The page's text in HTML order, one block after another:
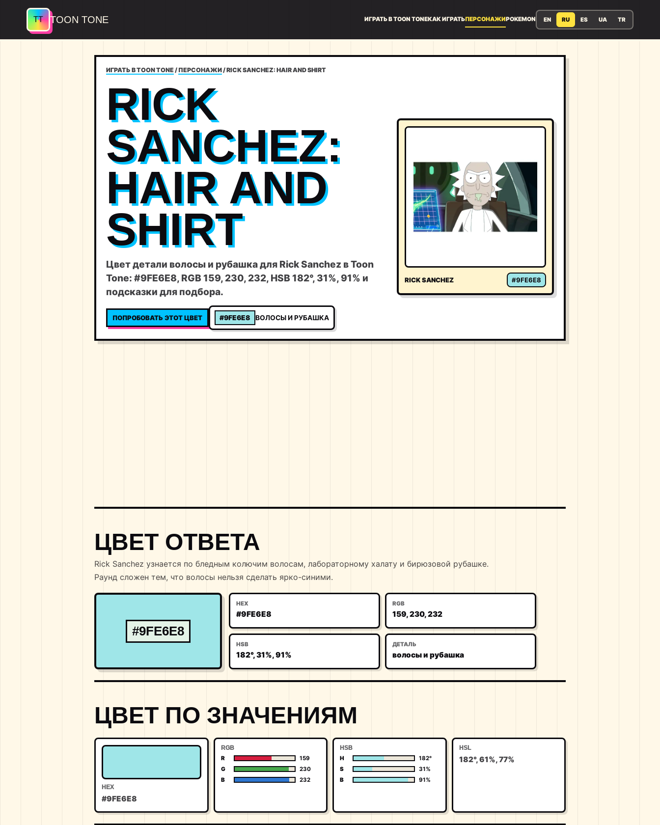
TOON TONE ИГРАТЬ В TOON TONEКАК ИГРАТЬПЕРСОНАЖИPOKEMON EN RU ES UA TR
ИГРАТЬ В TOON TONE / ПЕРСОНАЖИ/RICK SANCHEZ: HAIR AND SHIRT
RICK
SANCHEZ:
HAIR AND
SHIRT
Цвет детали волосы и рубашка для Rick Sanchez в Toon
Tone: #9FE6E8, RGB 159, 230, 232, HSB 182°, 31%, 91% и
подсказки для подбора.
ПОПРОБОВАТЬ ЭТОТ ЦВЕТ #9FE6E8 ВОЛОСЫ И РУБАШКА
RICK SANCHEZ #9FE6E8
ЦВЕТ ОТВЕТА
Rick Sanchez узнается по бледным колючим волосам, лабораторному халату и бирюзовой рубашке.
Раунд сложен тем, что волосы нельзя сделать ярко-синими.
#9FE6E8
HEX
#9FE6E8
RGB
159, 230, 232
HSB
182°, 31%, 91%
ДЕТАЛЬ
волосы и рубашка
ЦВЕТ ПО ЗНАЧЕНИЯМ
HEX
#9FE6E8
RGB
R
159
G
230
B
232
HSB
H
182°
S
31%
B
91%
HSL
182°, 61%, 77%